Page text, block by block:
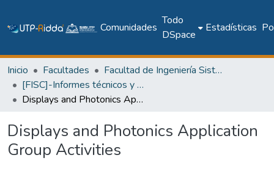
Comunidades
Todo
DSpace
Estadísticas
Inicio Facultades
Facultad de Ingeniería Sistemas Computacionales
[FISC]-Informes técnicos y de investigación
Displays and Photonics Application Group Activities
Displays and Photonics Application
Group Activities